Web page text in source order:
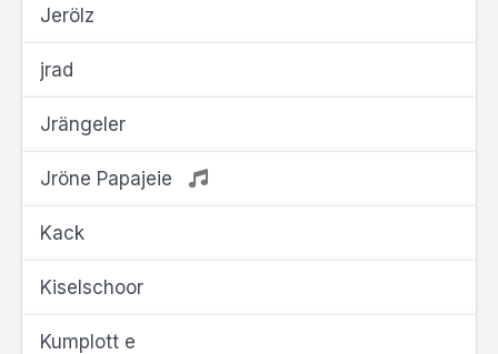
Jerölz
jrad
Jrängeler
Jröne Papajeie
Kack
Kiselschoor
Kumplott e